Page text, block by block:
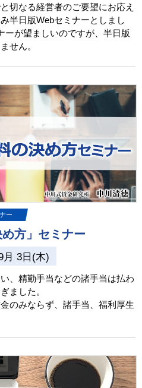
切なる経営者のご要望にお応え
半日版Webセミナーとしまし
ーが望ましいのですが、半日版
せん。
ー
め方」セミナー
月 3日(木)
、精勤手当などの諸手当は払わ
ました。
のみならず、諸手当、福利厚生